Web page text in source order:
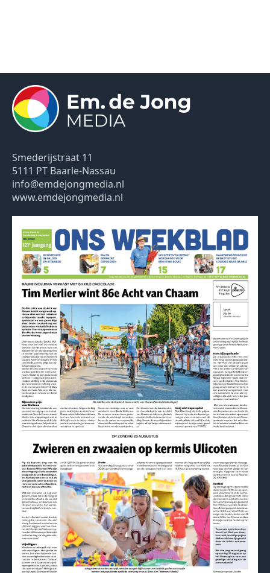
Smederijstraat 11
5111 PT Baarle-Nassau
info@emdejongmedia.nl
www.emdejongmedia.nl